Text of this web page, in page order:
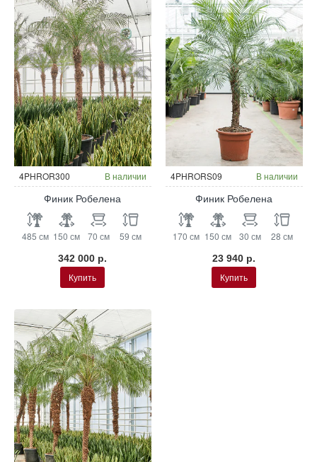
4PHROR300 В наличии
Финик Робелена
485 см 150 см 70 см 59 см
342 000 р.
Купить
4PHRORS09 В наличии
Финик Робелена
170 см 150 см 30 см 28 см
23 940 р.
Купить